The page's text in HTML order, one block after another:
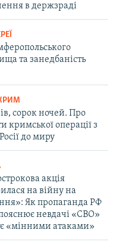
в держзраді
та занедбаність
сорок ночей. Про
кримської операції з
до миру
акція
на війну на
Як пропаганда РФ
невдачі «СВО»
«мінними атаками»